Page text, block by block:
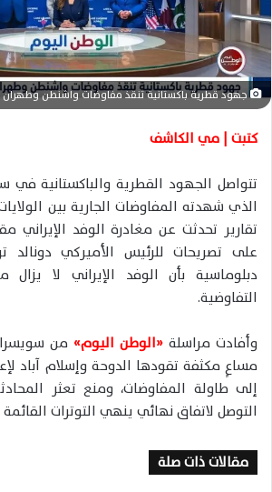
ا
إ
ل
ك
ت
و
ا
جهود قطرية باكستانية تنقذ مفاوضات واشنطن وطهران
كتبت | مي الكاشف
تتواصل الجهود القطرية والباكستانية في
الذي شهدته المفاوضات الجارية بين
تقارير تحدثت عن مغادرة الوفد الإيراني
على تصريحات للرئيس الأميركي دونالد
دبلوماسية بأن الوفد الإيراني لا
التفاوضية.
وأفادت مراسلة «الوطن اليوم» من
مساعٍ مكثفة تقودها الدوحة وإسلام آباد
إلى طاولة المفاوضات، ومنع تعثر
التوصل لاتفاق نهائي ينهي التوترات
مقالات ذات صلة